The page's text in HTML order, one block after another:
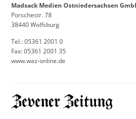
Madsack Medien Ostniedersachsen
Porschestr. 78
38440 Wolfsburg
Tel.: 05361 2001 0
Fax: 05361 2001 35
www.waz-online.de